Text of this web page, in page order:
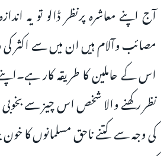
آج اپنے معاشرہ پرنظر ڈالو تو یہ
مصائب وآلام ہیں ان میں سے اکثر کی
اس کے حاملین کا طریقہ کار
نظر رکھنے والا شخص اس چیز سے
کی وجہ سے کتنے ناحق مسلمانوں کا